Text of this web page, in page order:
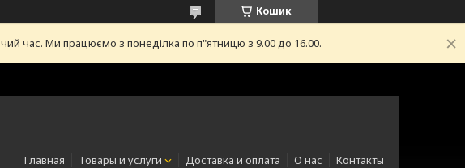
Кошик
час. Ми працюємо з понеділка по п"ятницю з 9.00 до 16.00.
Главная Товары и услуги Доставка и оплата О нас Контакты